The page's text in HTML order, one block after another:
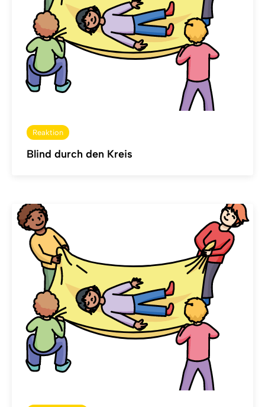
Reaktion
Blind durch den Kreis